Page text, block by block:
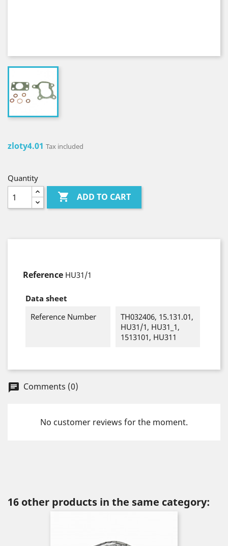
zloty4.01 Tax included
Quantity
 ADD TO CART
Reference HU31/1
Data sheet
Reference Number
TH032406, 15.131.01,
HU31/1, HU31_1,
1513101, HU311
chat Comments (0)
No customer reviews for the moment.
16 other products in the same category: